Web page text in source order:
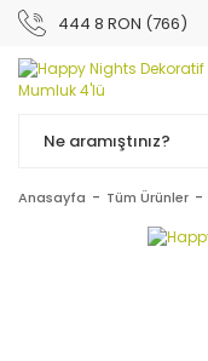
444 8 RON (766)
Anasayfa Tüm Ürünler